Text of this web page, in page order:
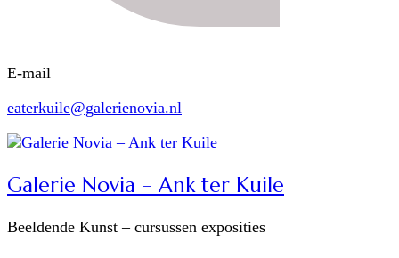
E-mail
eaterkuile@galerienovia.nl
Galerie Novia – Ank ter Kuile
Beeldende Kunst – cursussen exposities